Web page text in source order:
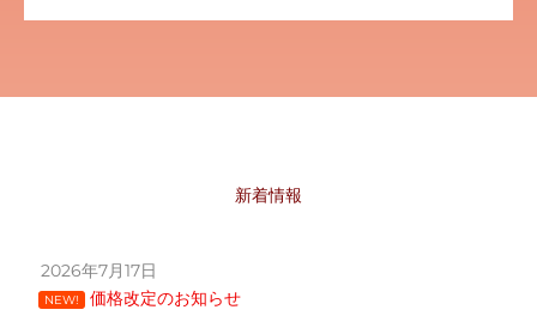
新着情報
2026年7月17日
NEW! 価格改定のお知らせ